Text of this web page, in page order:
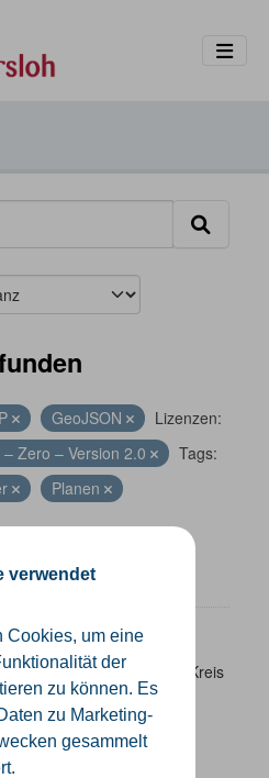
verwendet
Cookies, um eine
der
zu können. Es
zu Marketing-
gesammelt
GeoJSON
Lizenzen:
Zero – Version 2.0
Tags:
Planen
Verwaltungsgrenzen im Kreis